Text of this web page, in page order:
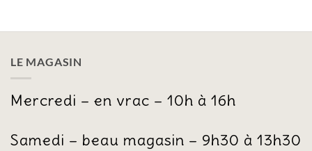
LE MAGASIN
Mercredi – en vrac – 10h à 16h
Samedi – beau magasin – 9h30 à 13h30